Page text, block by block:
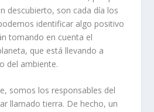
descubierto, son cada día los
identificar algo positivo
tomando en cuenta el
que está llevando a
del ambiente.
somos los responsables del
llamado tierra. De hecho, un